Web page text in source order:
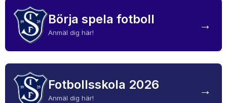
KALENDER
MATCHER
HANDLA & STÖTTA FÖRENINGEN
Börja spela fotboll
Anmäl dig här!
→
Fotbollsskola 2026
Anmäl dig här!
→